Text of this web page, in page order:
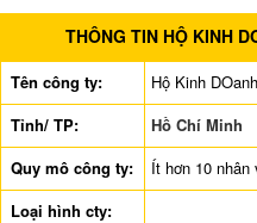
THÔNG TIN HỘ KINH
Tên công ty:
Hộ Kinh
Tỉnh/ TP:
Hồ Chí Minh
Quy mô công ty:
Ít hơn 10 nhân
Loại hình cty: